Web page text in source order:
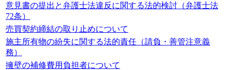
意見書の提出と弁護士法違反に関する法的検討（弁護士法
72条）
売買契約締結の取り止めについて
施主所有物の紛失に関する法的責任（請負・善管注意義
務）
擁壁の補修費用負担者について